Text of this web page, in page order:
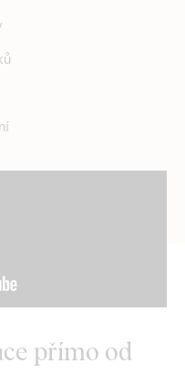
přímo od